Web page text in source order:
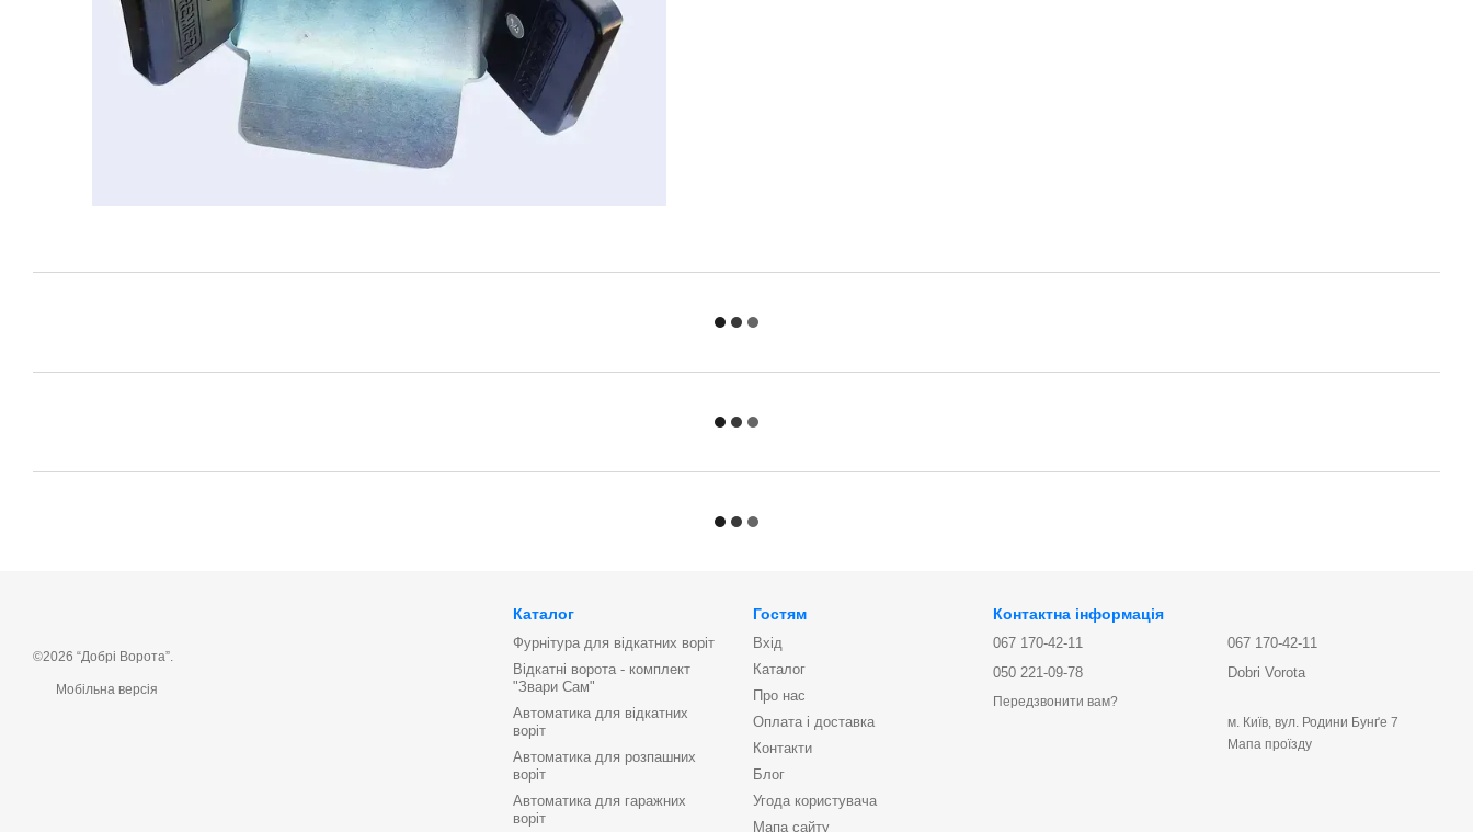
©2026 “Добрі Ворота”.
Мобільна версія
Каталог
Фурнітура для відкатних воріт
Відкатні ворота - комплект
"Звари Сам"
Автоматика для відкатних
воріт
Автоматика для розпашних
воріт
Автоматика для гаражних
воріт
Гостям
Вхід
Каталог
Про нас
Оплата і доставка
Контакти
Блог
Угода користувача
Мапа сайту
Контактна інформація
067 170-42-11
050 221-09-78
Передзвонити вам?
067 170-42-11
Dobri Vorota
м. Київ, вул. Родини Бунґе 7
Мапа проїзду